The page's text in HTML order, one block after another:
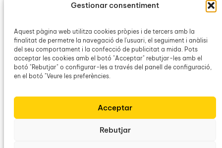
Gestionar consentiment
Aquest pàgina web utilitza cookies pròpies i de tercers amb la
finalitat de permetre la navegació de l'usuari, el seguiment i anàlisi
del seu comportament i la confecció de publicitat a mida. Pots
acceptar les cookies amb el botó "Acceptar" rebutjar-les amb el
botó "Rebutjar" o configurar-les a través del panell de configuració,
en el botó "Veure les preferències.
Acceptar
Rebutjar
16 novembre 2025
9:30h – 14:00h
Categoria d’Esdeveniment:
OCB Montuïri
Mallorca